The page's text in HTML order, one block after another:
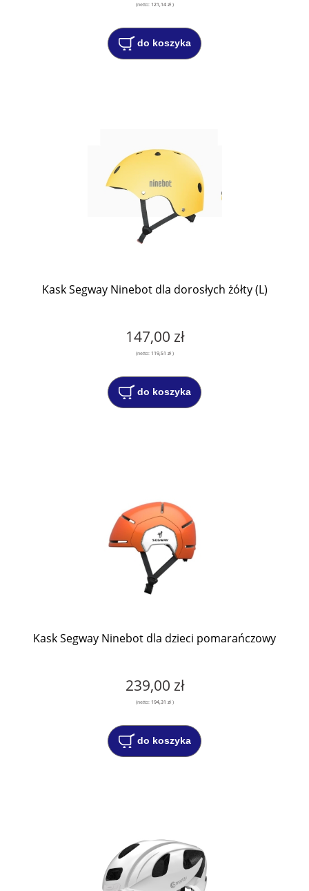
(netto: 121,14 zł)
do koszyka
Kask Segway Ninebot dla dorosłych żółty (L)
147,00 zł
(netto: 119,51 zł)
do koszyka
Kask Segway Ninebot dla dzieci pomarańczowy
239,00 zł
(netto: 194,31 zł)
do koszyka